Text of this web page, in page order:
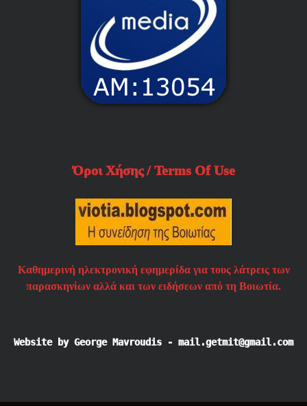
Όροι Χήσης / Terms Of Use
Καθημερινή ηλεκτρονική εφημερίδα για τους λάτρεις των
παρασκηνίων αλλά και των ειδήσεων από τη Βοιωτία.
Website by George Mavroudis - mail.getmit@gmail.com